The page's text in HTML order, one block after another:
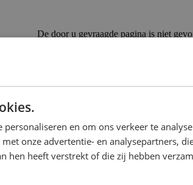
De door u gevraagde pagina is niet
Als u de URL direct heeft ingetypt,
Als u op een link heeft geklikt om hier
en om ons verkeer te
onze advertentie- en analysepartners,
hen heeft verstrekt of die zij hebben